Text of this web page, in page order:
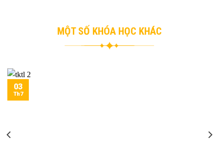
MỘT SỐ KHÓA HỌC KHÁC
03
Th7